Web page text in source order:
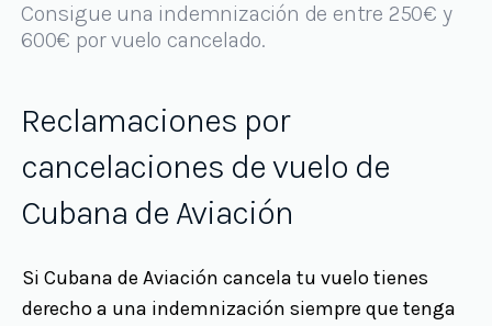
Consigue una indemnización de entre 250€ y
600€ por vuelo cancelado.
Reclamaciones por
cancelaciones de vuelo de
Cubana de Aviación
Si Cubana de Aviación cancela tu vuelo tienes
derecho a una indemnización siempre que tenga